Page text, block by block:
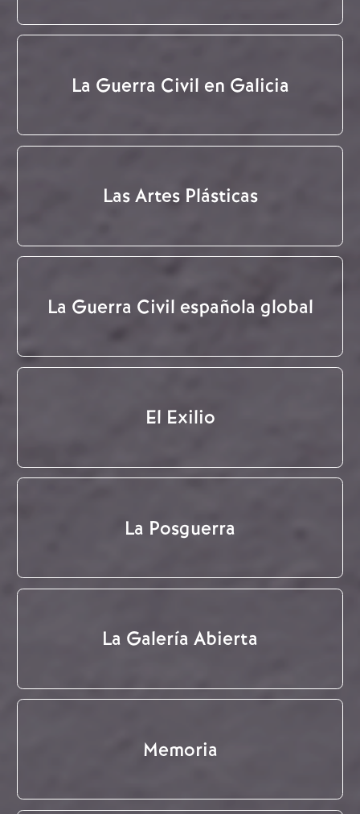
La Guerra Civil en Galicia
Las Artes Plásticas
La Guerra Civil española global
El Exilio
La Posguerra
La Galería Abierta
Memoria